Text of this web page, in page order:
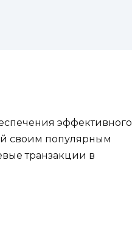
эффективного
своим популярным
транзакции в